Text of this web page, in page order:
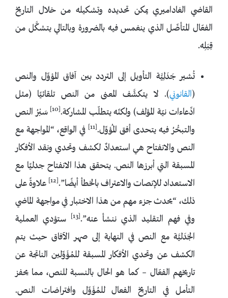
القاضي الغاداميري يمكن تحديده وتشكيله من خلال التاريخ
الفعّال المتأصِّل الذي ينغمس فيه بالضرورة وبالتالي يتشكَّل من
قِبَلِه.
تُشير جَدَلِيَّة التأويل إلى التردد بين آفاق المؤوِّل والنص
(القانوني). لا يتكشَّف المعنى من النص تلقائيًا (مثل
ادِّعاءات نيّة المؤلف) ولكنّه يتطلّب المشاركة.[10]
سَبْرُ النص
والتبحُّرُ فيه يتحدى أفق المُؤوِّل.[11]
في الواقع، “المواجهة مع
النص والانفتاح هي استعدادٌ لكشف وتحدي ونقد الأفكار
المسبقة التي أبرزها النص. يتحقق هذا الانفتاح جدليًا مع
الاستعداد للإنصات والاعتراف بالخطأ أيضًا”.[12]
علاوةً على
ذلك، “يحدث جزء مهم من هذا الاختبار في مواجهة الماضي
وفي فهم التقليد الذي ننشأ عنه”.[13]
ستؤدي العملية
الجَدَليَّة مع النص في النهاية إلى صهر الآفاق حيث يتم
الكشف عن وتحدي الأفكار المسبقة للمُؤَوِّلين الناتجة عن
تاريخهم الفعّال – كما هو الحال بالنسبة للنص، مما يحفز
التأمل في التاريخ الفعال للمُؤَوِّل وافتراضات النص.